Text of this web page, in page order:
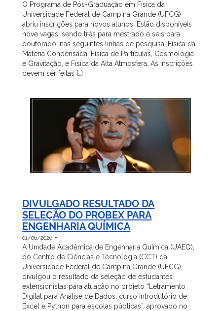
O Programa de Pós-Graduação em Física da
Universidade Federal de Campina Grande (UFCG)
abriu inscrições para novos alunos. Estão disponíveis
nove vagas, sendo três para mestrado e seis para
doutorado, nas seguintes linhas de pesquisa: Física da
Matéria Condensada, Física de Particulas, Cosmologia
e Gravitação, e Física da Alta Atmosfera. As inscrições
devem ser feitas […]
DIVULGADO RESULTADO DA
SELEÇÃO DO PROBEX PARA
ENGENHARIA QUÍMICA
01/06/2026 -
A Unidade Acadêmica de Engenharia Química (UAEQ),
do Centro de Ciências e Tecnologia (CCT) da
Universidade Federal de Campina Grande (UFCG),
divulgou o resultado da seleção de estudantes
extensionistas para atuação no projeto “Letramento
Digital para Análise de Dados: curso introdutório de
Excel e Python para escolas públicas”, aprovado no